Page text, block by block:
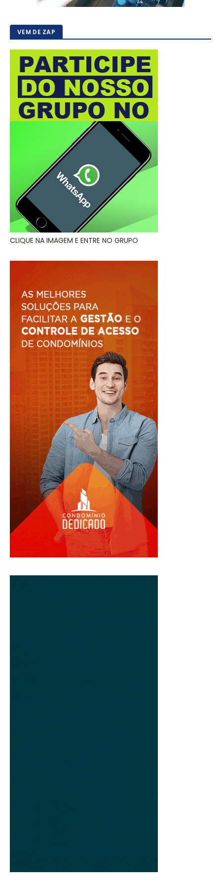
VEM DE ZAP
CLIQUE NA IMAGEM E ENTRE NO GRUPO